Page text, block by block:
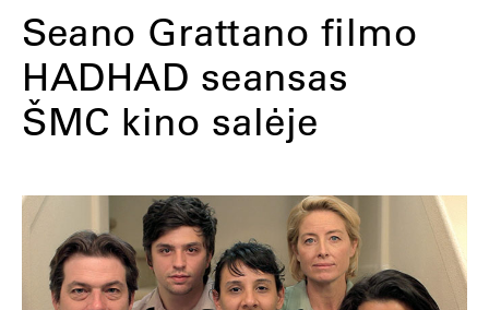
Seano Grattano filmo
HADHAD seansas
ŠMC kino salėje